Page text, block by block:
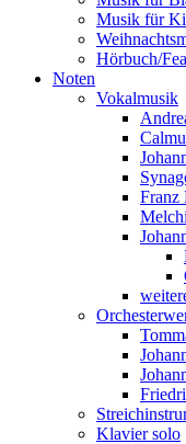
Musik für
Hörbuch/
Noten
Vokalmusik
Franz
Klavier solo